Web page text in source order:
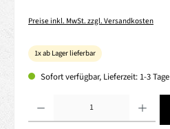
Preise inkl. MwSt. zzgl. Versandkosten
1x ab Lager lieferbar
Sofort verfügbar, Lieferzeit: 1-3 Tage